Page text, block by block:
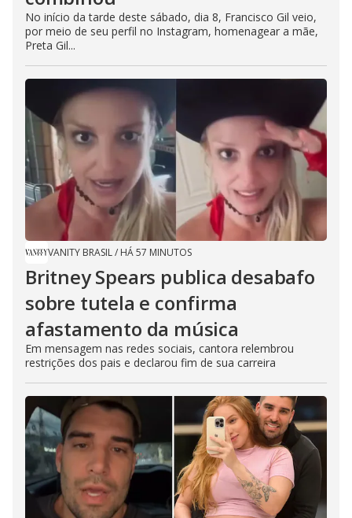
No início da tarde deste sábado, dia 8, Francisco Gil veio,
por meio de seu perfil no Instagram, homenagear a mãe,
Preta Gil...
VANITY BRASIL/ HÁ 57 MINUTOS
Britney Spears publica desabafo
sobre tutela e confirma
afastamento da música
Em mensagem nas redes sociais, cantora relembrou
restrições dos pais e declarou fim de sua carreira